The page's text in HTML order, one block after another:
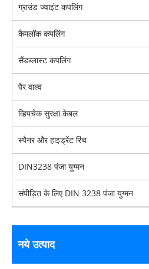
ग्राउंड ज्वाइंट कपलिंग
कैमलॉक कपलिंग
सैंडब्लास्ट कपलिंग
पैर वाल्व
व्हिपचेक सुरक्षा केबल
स्पैनर और हाइड्रेंट रिंच
DIN3238 पंजा युग्मन
संपीड़ित के लिए DIN 3238 पंजा युग्मन
नये उत्पाद